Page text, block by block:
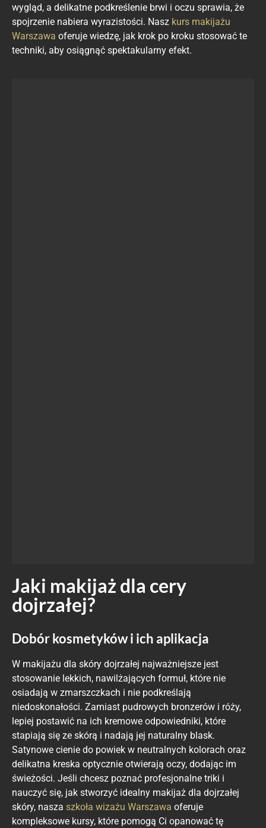
wygląd, a delikatne podkreślenie brwi i oczu sprawia, że
spojrzenie nabiera wyrazistości. Nasz kurs makijażu
Warszawa oferuje wiedzę, jak krok po kroku stosować te
techniki, aby osiągnąć spektakularny efekt.
Jaki makijaż dla cery
dojrzałej?
Dobór kosmetyków i ich aplikacja
W makijażu dla skóry dojrzałej najważniejsze jest
stosowanie lekkich, nawilżających formuł, które nie
osiadają w zmarszczkach i nie podkreślają
niedoskonałości. Zamiast pudrowych bronzerów i róży,
lepiej postawić na ich kremowe odpowiedniki, które
stapiają się ze skórą i nadają jej naturalny blask.
Satynowe cienie do powiek w neutralnych kolorach oraz
delikatna kreska optycznie otwierają oczy, dodając im
świeżości. Jeśli chcesz poznać profesjonalne triki i
nauczyć się, jak stworzyć idealny makijaż dla dojrzałej
skóry, nasza szkoła wizażu Warszawa oferuje
kompleksowe kursy, które pomogą Ci opanować tę